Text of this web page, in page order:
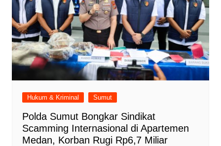
Hukum & Kriminal Sumut
Polda Sumut Bongkar Sindikat
Scamming Internasional di Apartemen
Medan, Korban Rugi Rp6,7 Miliar